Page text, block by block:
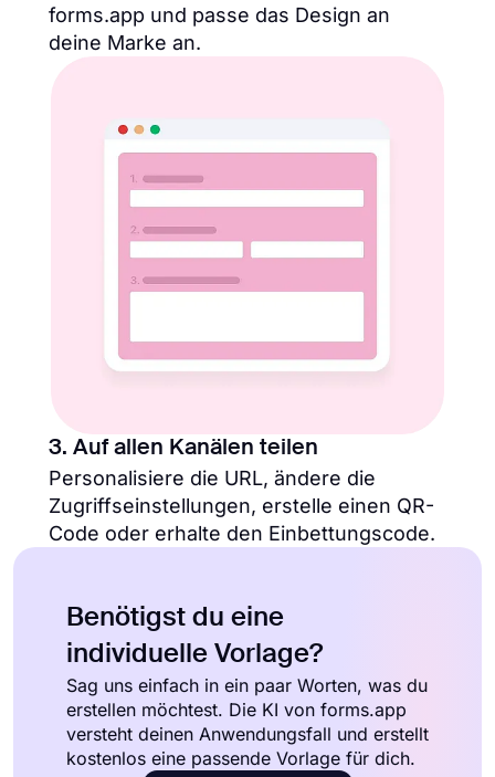
forms.app und passe das Design an
deine Marke an.
3. Auf allen Kanälen teilen
Personalisiere die URL, ändere die
Zugriffseinstellungen, erstelle einen QR-
Code oder erhalte den Einbettungscode.
Benötigst du eine
individuelle Vorlage?
Sag uns einfach in ein paar Worten, was du
erstellen möchtest. Die KI von forms.app
versteht deinen Anwendungsfall und erstellt
kostenlos eine passende Vorlage für dich.